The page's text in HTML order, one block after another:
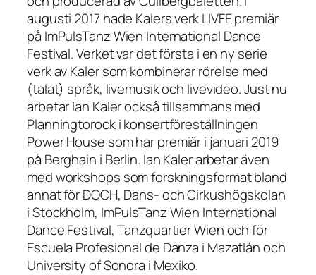
augusti 2017 hade Kalers verk LIVFE premiär
på ImPulsTanz Wien International Dance
Festival. Verket var det första i en ny serie
verk av Kaler som kombinerar rörelse med
(talat) språk, livemusik och livevideo. Just nu
arbetar Ian Kaler också tillsammans med
Planningtorock i konsertföreställningen
Power House som har premiär i januari 2019
på Berghain i Berlin. Ian Kaler arbetar även
med workshops som forskningsformat bland
annat för DOCH, Dans- och Cirkushögskolan
i Stockholm, ImPulsTanz Wien International
Dance Festival, Tanzquartier Wien och för
Escuela Profesional de Danza i Mazatlán och
University of Sonora i Mexiko.